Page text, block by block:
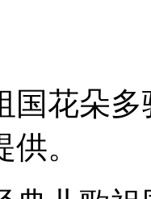
国花朵
。